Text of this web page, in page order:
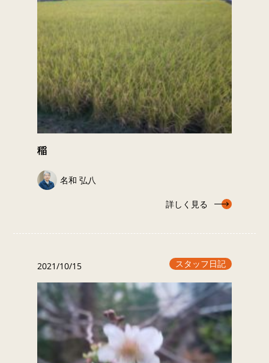
稲
名和 弘八
詳しく見る
2021/10/15 スタッフ日記